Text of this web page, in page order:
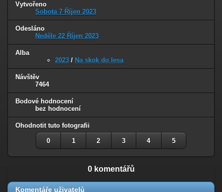
Vytvořeno
Sobota 7 Říjen 2023
Odesláno
Neděle 22 Říjen 2023
Alba
2023 / Na skok do lesa
Návštěv
7464
Bodové hodnocení
bez hodnocení
Ohodnotit tuto fotografii
0 1 2 3 4 5
0 komentářů
Komentáře uživatelů